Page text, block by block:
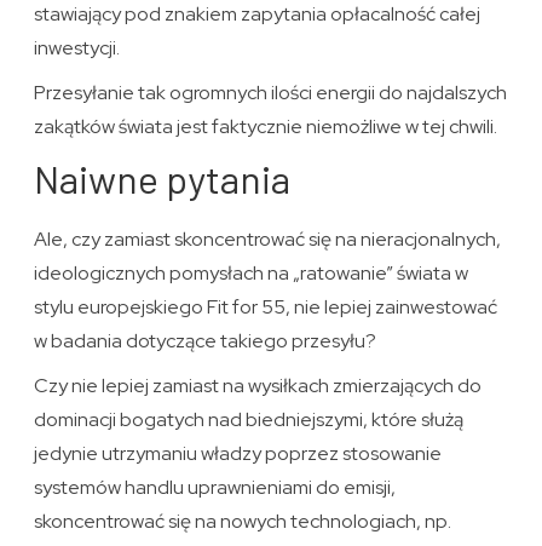
stawiający pod znakiem zapytania opłacalność całej
inwestycji.
Przesyłanie tak ogromnych ilości energii do najdalszych
zakątków świata jest faktycznie niemożliwe w tej chwili.
Naiwne pytania
Ale, czy zamiast skoncentrować się na nieracjonalnych,
ideologicznych pomysłach na „ratowanie” świata w
stylu europejskiego Fit for 55, nie lepiej zainwestować
w badania dotyczące takiego przesyłu?
Czy nie lepiej zamiast na wysiłkach zmierzających do
dominacji bogatych nad biedniejszymi, które służą
jedynie utrzymaniu władzy poprzez stosowanie
systemów handlu uprawnieniami do emisji,
skoncentrować się na nowych technologiach, np.